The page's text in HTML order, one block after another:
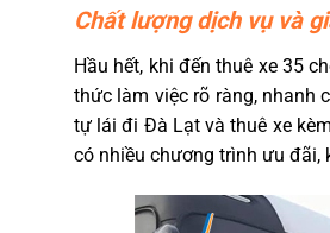
Chất lượng dịch vụ và
Hầu hết, khi đến thuê xe 35
thức làm việc rõ ràng, nhanh
tự lái đi Đà Lạt và thuê xe
có nhiều chương trình ưu đãi,